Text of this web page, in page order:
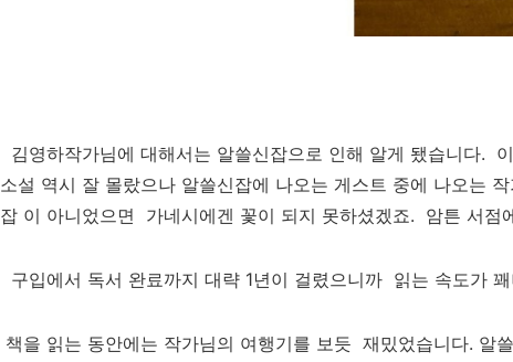
김영하작가님에 대해서는 알쓸신잡으로 인해 알게 됐습니다.
소설 역시 잘 몰랐으나 알쓸신잡에 나오는 게스트 중에 나오는
잡 이 아니었으면 가네시에겐 꽃이 되지 못하셨겠죠. 암튼 서점
구입에서 독서 완료까지 대략 1년이 걸렸으니까 읽는 속도가
책을 읽는 동안에는 작가님의 여행기를 보듯 재밌었습니다. 알